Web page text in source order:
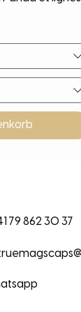
79 862 30 37